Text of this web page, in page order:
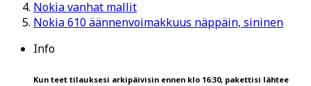
Nokia vanhat mallit
Nokia 610 äännenvoimakkuus näppäin, sininen
Info
Kun teet tilauksesi arkipäivisin ennen klo 16:30, pakettisi lähtee